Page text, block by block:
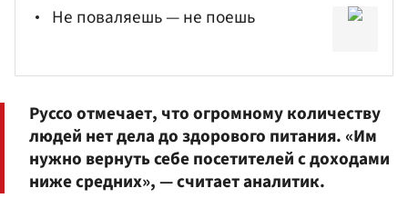
Не поваляешь — не поешь
Руссо отмечает, что огромному количеству
людей нет дела до здорового питания. «Им
нужно вернуть себе посетителей с доходами
ниже средних», — считает аналитик.